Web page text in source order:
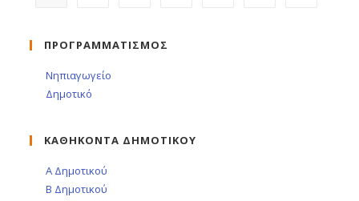
ΠΡΟΓΡΑΜΜΑΤΙΣΜΟΣ
Νηπιαγωγείο
Δημοτικό
ΚΑΘΗΚΟΝΤΑ ΔΗΜΟΤΙΚΟΥ
Α Δημοτικού
Β Δημοτικού